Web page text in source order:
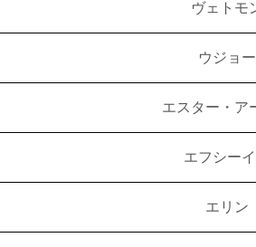
ヴェトモ
ウジョー
エスター・ア
エフシー
エリン